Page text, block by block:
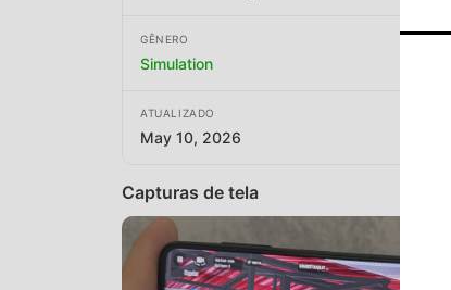
GÊNERO
Simulation
ATUALIZADO
May 10, 2026
Capturas de tela